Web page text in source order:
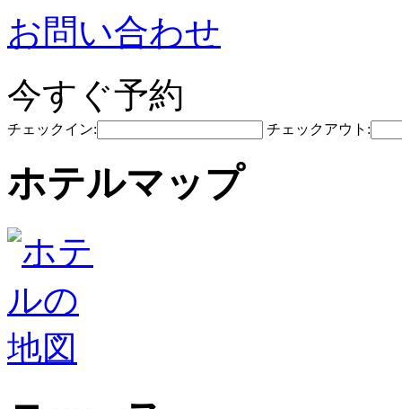
お問い合わせ
今すぐ予約
チェックイン: チェックアウト:
ホテルマップ